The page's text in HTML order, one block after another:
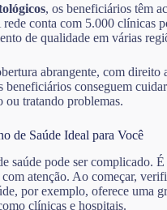
, os beneficiários têm
rede conta com 5.000 clínicas
de qualidade em várias
abrangente, com direito
beneficiários conseguem
ou tratando problemas.
de Saúde Ideal para Você
saúde pode ser complicado.
atenção. Ao começar,
por exemplo, oferece uma
clínicas e hospitais.